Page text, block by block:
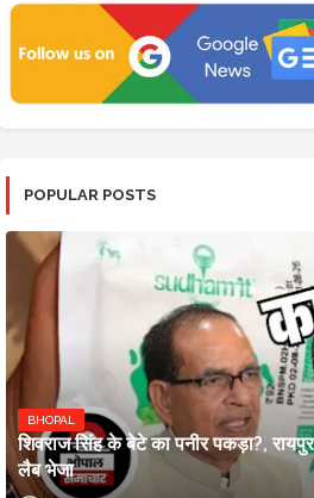
POPULAR POSTS
BHOPAL
शिवराज सिंह के बेटे का पनीर पकड़ा?,
लैब भेजा